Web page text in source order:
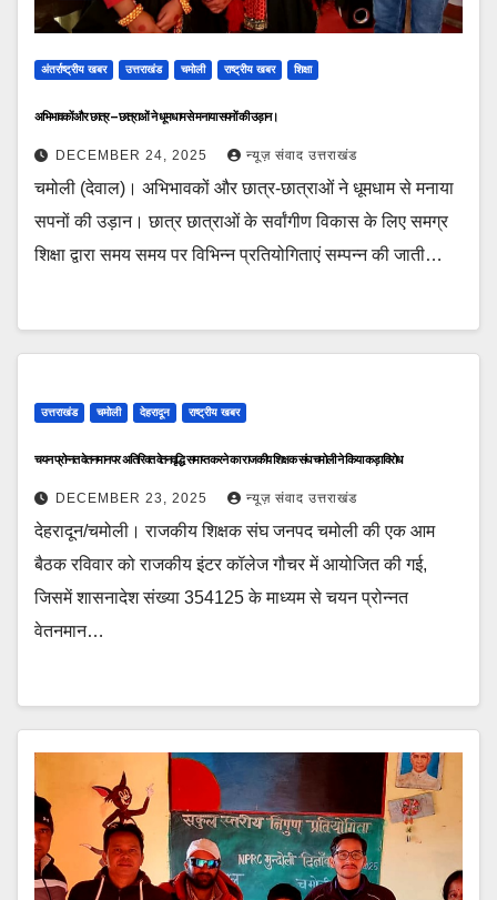
अंतर्राष्ट्रीय खबर उत्तराखंड चमोली राष्ट्रीय खबर शिक्षा
अभिभावकों और छात्र – छात्राओं ने धूमधाम से मनाया सपनों की उड़ान।
DECEMBER 24, 2025 न्यूज़ संवाद उत्तराखंड
चमोली (देवाल)। अभिभावकों और छात्र-छात्राओं ने धूमधाम से मनाया
सपनों की उड़ान। छात्र छात्राओं के सर्वांगीण विकास के लिए समग्र
शिक्षा द्वारा समय समय पर विभिन्न प्रतियोगिताएं सम्पन्न की जाती…
उत्तराखंड चमोली देहरादून राष्ट्रीय खबर
चयन प्रोन्नत वेतनमान पर अतिरिक्त वेतनवृद्धि समाप्त करने का राजकीय शिक्षक संघ चमोली ने किया कड़ा विरोध
DECEMBER 23, 2025 न्यूज़ संवाद उत्तराखंड
देहरादून/चमोली। राजकीय शिक्षक संघ जनपद चमोली की एक आम
बैठक रविवार को राजकीय इंटर कॉलेज गौचर में आयोजित की गई,
जिसमें शासनादेश संख्या 354125 के माध्यम से चयन प्रोन्नत
वेतनमान…